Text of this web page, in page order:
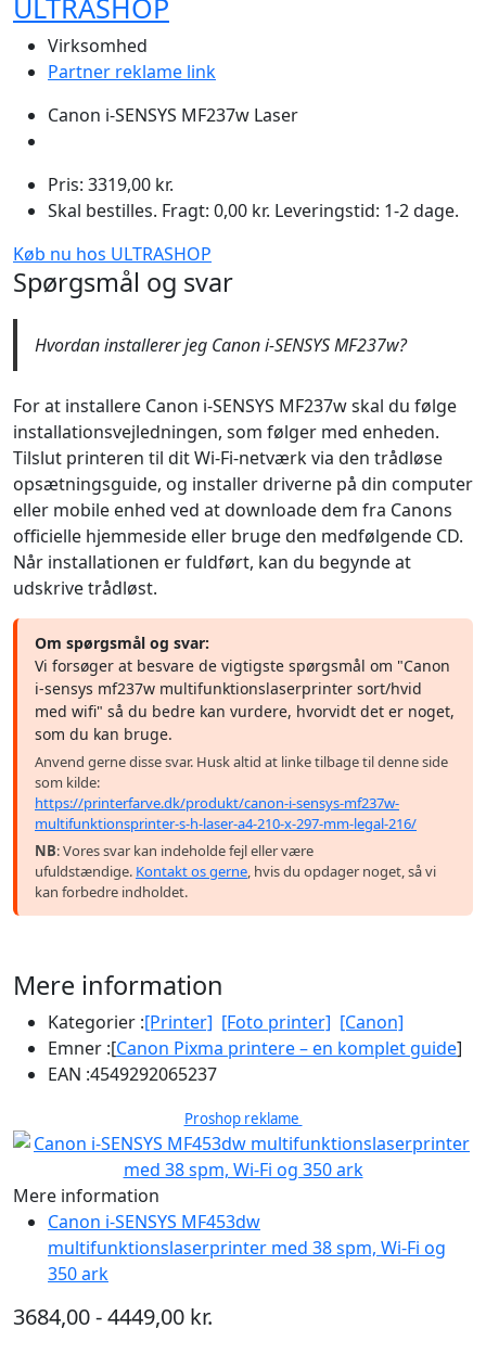
Virksomhed
Partner reklame link
Canon i-SENSYS MF237w Laser
Pris: 3319,00 kr.
Skal bestilles. Fragt: 0,00 kr. Leveringstid: 1-2 dage.
Køb nu hos ULTRASHOP
Spørgsmål og svar
Hvordan installerer jeg Canon i-SENSYS MF237w?
For at installere Canon i-SENSYS MF237w skal du følge
installationsvejledningen, som følger med enheden.
Tilslut printeren til dit Wi-Fi-netværk via den trådløse
opsætningsguide, og installer driverne på din computer
eller mobile enhed ved at downloade dem fra Canons
officielle hjemmeside eller bruge den medfølgende CD.
Når installationen er fuldført, kan du begynde at
udskrive trådløst.
Om spørgsmål og svar:
Vi forsøger at besvare de vigtigste spørgsmål om "Canon
i-sensys mf237w multifunktionslaserprinter sort/hvid
med wifi" så du bedre kan vurdere, hvorvidt det er noget,
som du kan bruge.
Anvend gerne disse svar. Husk altid at linke tilbage til denne side
som kilde:
https://printerfarve.dk/produkt/canon-i-sensys-mf237w-
multifunktionsprinter-s-h-laser-a4-210-x-297-mm-legal-216/
NB: Vores svar kan indeholde fejl eller være
ufuldstændige. Kontakt os gerne, hvis du opdager noget, så vi
kan forbedre indholdet.
Mere information
Kategorier :[Printer] [Foto printer] [Canon]
Emner :[Canon Pixma printere – en komplet guide]
EAN :4549292065237
Proshop reklame
Mere information
Canon i-SENSYS MF453dw
multifunktionslaserprinter med 38 spm, Wi-Fi og
350 ark
3684,00 - 4449,00 kr.